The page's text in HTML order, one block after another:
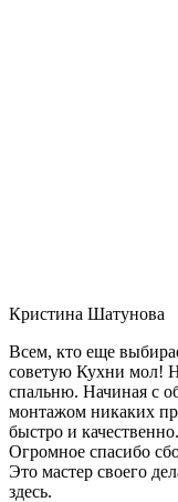
Кристина Шатунова
Всем, кто еще
советую Кухни мол!
спальню. Начиная с
монтажом никаких
быстро и
Огромное спасибо
Это мастер своего
здесь.